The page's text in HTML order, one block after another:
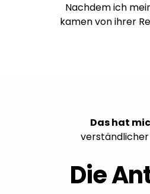
Nachdem ich
kamen von ihrer
Das hat
verständlicher
Die